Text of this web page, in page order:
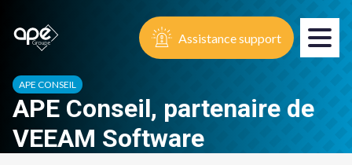
Assistance support
APE CONSEIL
APE Conseil, partenaire de
VEEAM Software